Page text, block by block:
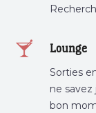
Lounge
Sorties
ne
bon